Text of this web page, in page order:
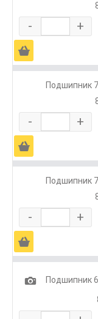
- +
Ä
Подшипник
- +
Ä
Подшипник
- +
Ä
1
Подшипник